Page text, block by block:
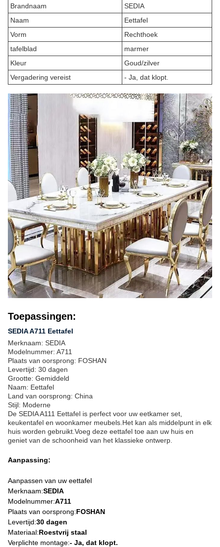
Brandnaam
SEDIA
Naam
Eettafel
Vorm
Rechthoek
tafelblad
marmer
Kleur
Goud/zilver
Vergadering vereist
- Ja, dat klopt.
Toepassingen:
SEDIA A711 Eettafel
Merknaam: SEDIA
Modelnummer: A711
Plaats van oorsprong: FOSHAN
Levertijd: 30 dagen
Grootte: Gemiddeld
Naam: Eettafel
Land van oorsprong: China
Stijl: Moderne
De SEDIA A111 Eettafel is perfect voor uw eetkamer set,
keukentafel en woonkamer meubels.Het kan als middelpunt in elk
huis worden gebruikt.Voeg deze eettafel toe aan uw huis en
geniet van de schoonheid van het klassieke ontwerp.
Aanpassing:
Aanpassen van uw eettafel
Merknaam:SEDIA
Modelnummer:A711
Plaats van oorsprong:FOSHAN
Levertijd:30 dagen
Materiaal:Roestvrij staal
Verplichte montage:- Ja, dat klopt.